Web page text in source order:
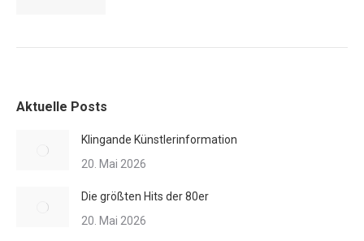
Aktuelle Posts
Klingande Künstlerinformation
20. Mai 2026
Die größten Hits der 80er
20. Mai 2026